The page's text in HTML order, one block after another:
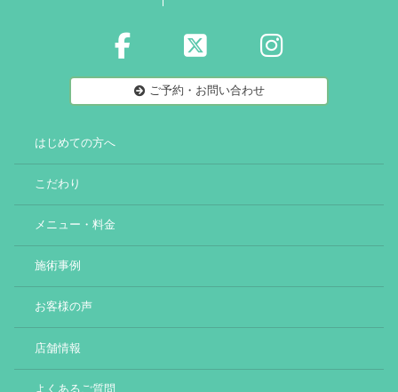
ご予約・お問い合わせ
はじめての方へ
こだわり
メニュー・料金
施術事例
お客様の声
店舗情報
よくあるご質問